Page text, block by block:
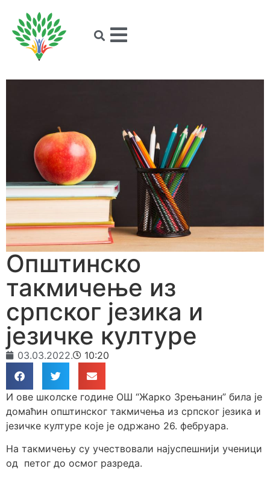
Општинско
такмичење из
српског језика и
језичке културе
03.03.2022. 10:20
И ове школске године ОШ “Жарко Зрењанин” била је
домаћин општинског такмичења из српског језика и
језичке културе које је одржано 26. фебруара.
На такмичењу су учествовали најуспешнији ученици
од петог до осмог разреда.